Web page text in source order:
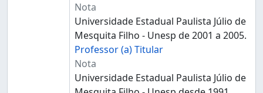
Nota
Universidade Estadual Paulista Júlio de
Mesquita Filho - Unesp de 2001 a 2005.
Professor (a) Titular
Nota
Universidade Estadual Paulista Júlio de